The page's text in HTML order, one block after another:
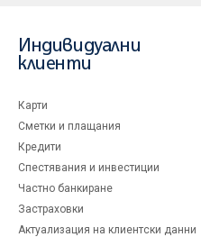
Индивидуални
клиенти
Карти
Сметки и плащания
Кредити
Спестявания и инвестиции
Частно банкиране
Застраховки
Актуализация на клиентски данни